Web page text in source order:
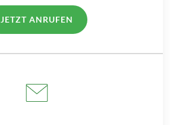
JETZT ANRUFEN(LINK ÖFFNET IN NEUEM TAB)